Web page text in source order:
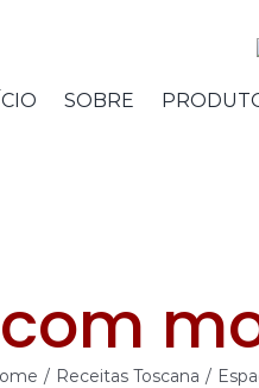
SOBRE
/ Receitas Toscana /